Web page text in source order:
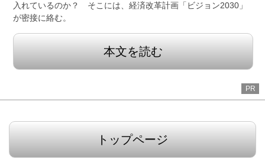
入れているのか？ そこには、経済改革計画「ビジョン2030」
が密接に絡む。
本文を読む
PR
トップページ